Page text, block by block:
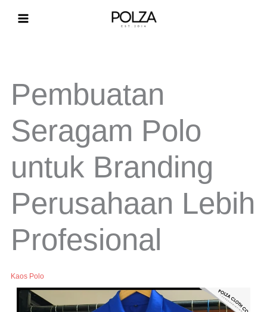
Pembuatan
Seragam Polo
untuk Branding
Perusahaan Lebih
Profesional
Kaos Polo